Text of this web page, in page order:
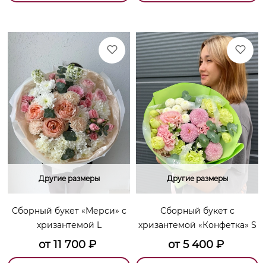
Другие размеры
Сборный букет «Мерси» с
хризантемой L
от11 700 ₽
Другие размеры
Сборный букет с
хризантемой «Конфетка» S
от5 400₽